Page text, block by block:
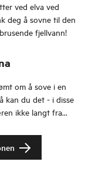
ved elva ved
deg å sovne til den
fjellvann!
om å sove i en
kan du det - i disse
ikke langt fra